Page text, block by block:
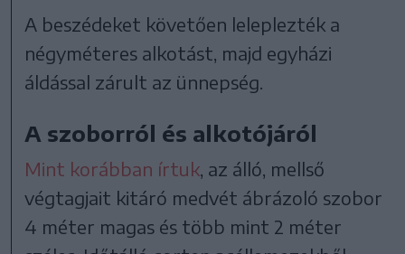
A beszédeket követően leleplezték a
négyméteres alkotást, majd egyházi
áldással zárult az ünnepség.
A szoborról és alkotójáról
Mint korábban írtuk , az álló, mellső
végtagjait kitáró medvét ábrázoló szobor
4 méter magas és több mint 2 méter